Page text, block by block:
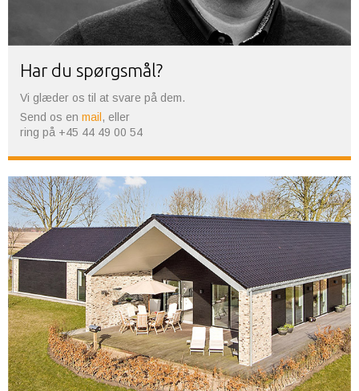
Har du spørgsmål?
Vi glæder os til at svare på dem.
Send os en mail , eller
ring på +45 44 49 00 54